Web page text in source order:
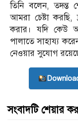
তিনি বলেন, তদন্ত
আমরা চেষ্টা করছি,
করার। যদি কেউ
পালাতে সাহায্য
নেওয়ার সুযোগ
সংবাদটি শেয়ার